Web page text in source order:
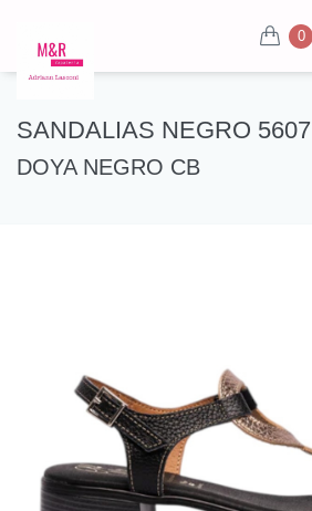
0
SANDALIAS NEGRO 5607
DOYA NEGRO CB